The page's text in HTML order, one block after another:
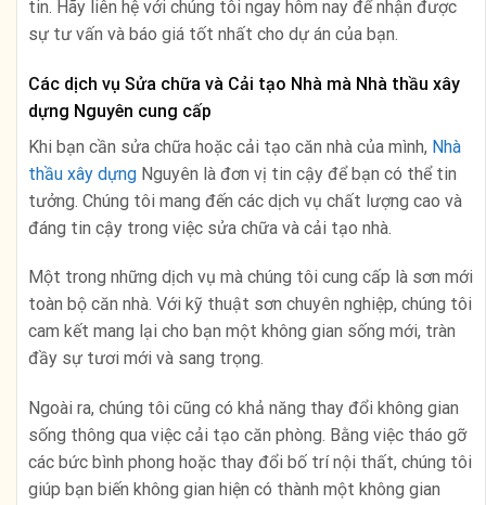
tin. Hãy liên hệ với chúng tôi ngay hôm nay để nhận được
sự tư vấn và báo giá tốt nhất cho dự án của bạn.
Các dịch vụ Sửa chữa và Cải tạo Nhà mà Nhà thầu xây
dựng Nguyên cung cấp
Khi bạn cần sửa chữa hoặc cải tạo căn nhà của mình, Nhà
thầu xây dựng Nguyên là đơn vị tin cậy để bạn có thể tin
tưởng. Chúng tôi mang đến các dịch vụ chất lượng cao và
đáng tin cậy trong việc sửa chữa và cải tạo nhà.
Một trong những dịch vụ mà chúng tôi cung cấp là sơn mới
toàn bộ căn nhà. Với kỹ thuật sơn chuyên nghiệp, chúng tôi
cam kết mang lại cho bạn một không gian sống mới, tràn
đầy sự tươi mới và sang trọng.
Ngoài ra, chúng tôi cũng có khả năng thay đổi không gian
sống thông qua việc cải tạo căn phòng. Bằng việc tháo gỡ
các bức bình phong hoặc thay đổi bố trí nội thất, chúng tôi
giúp bạn biến không gian hiện có thành một không gian